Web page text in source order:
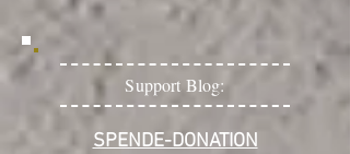
Support Blog:
SPENDE-DONATION